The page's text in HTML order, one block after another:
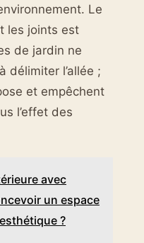
Le
les joints est
de jardin ne
délimiter l’allée ;
et empêchent
l’effet des
avec
un espace
?